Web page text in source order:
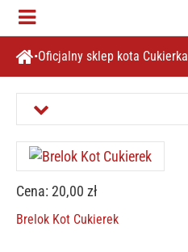
Oficjalny sklep kota Cukierka
Cena: 20,00 zł
Brelok Kot Cukierek